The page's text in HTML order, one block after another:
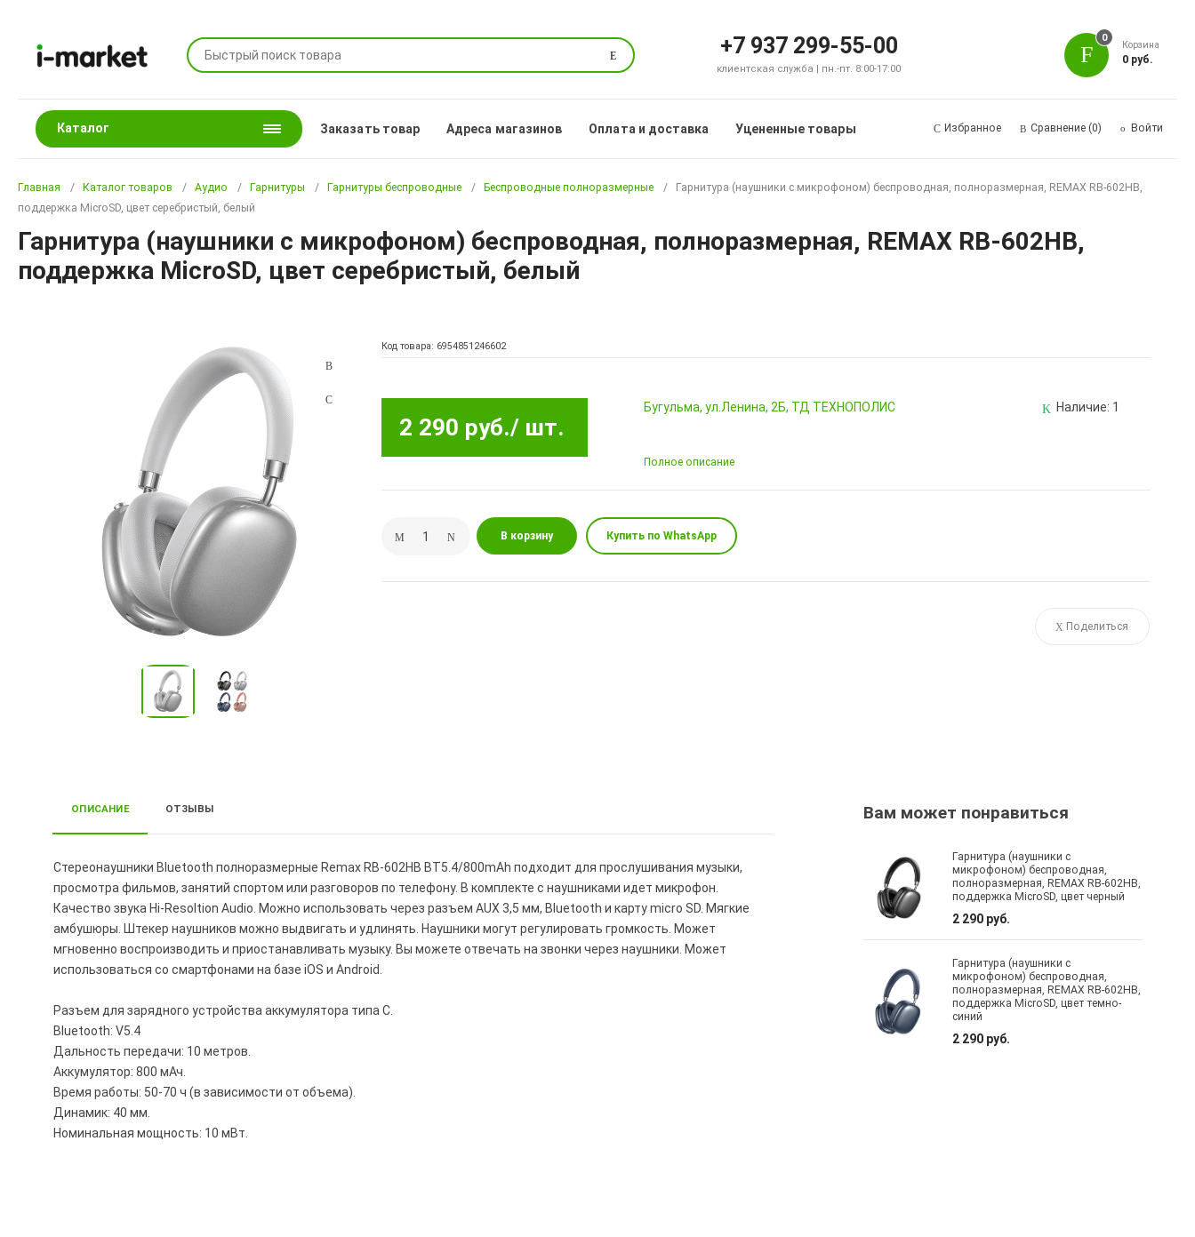
Поиск +7 937 299-55-00
клиентская служба | пн.-пт. 8:00-17:00
0
Корзина
0 руб.
Каталог Заказать товар Адреса магазинов Оплата и доставка Уцененные товары Избранное Сравнение (0) Войти
Главная Каталог товаров Аудио Гарнитуры Гарнитуры беспроводные Беспроводные полноразмерные
Гарнитура (наушники с микрофоном) беспроводная, полноразмерная, REMAX RB-602HB,
поддержка MicroSD, цвет серебристый, белый
Гарнитура (наушники с микрофоном) беспроводная, полноразмерная, REMAX RB-602HB,
поддержка MicroSD, цвет серебристый, белый
Код товара: 6954851246602
2 290 руб./ шт.
Бугульма, ул.Ленина, 2Б, ТД ТЕХНОПОЛИС Наличие: 1
Полное описание
В корзину Купить по WhatsApp
Поделиться
ОПИСАНИЕ ОТЗЫВЫ
Стереонаушники Bluetooth полноразмерные Remax RB-602HB BT5.4/800mAh подходит для прослушивания музыки,
просмотра фильмов, занятий спортом или разговоров по телефону. В комплекте с наушниками идет микрофон.
Качество звука Hi-Resoltion Audio. Можно использовать через разъем AUX 3,5 мм, Bluetooth и карту micro SD. Мягкие
амбушюры. Штекер наушников можно выдвигать и удлинять. Наушники могут регулировать громкость. Может
мгновенно воспроизводить и приостанавливать музыку. Вы можете отвечать на звонки через наушники. Может
использоваться со смартфонами на базе iOS и Android.
Разъем для зарядного устройства аккумулятора типа C.
Bluetooth: V5.4
Дальность передачи: 10 метров.
Аккумулятор: 800 мАч.
Время работы: 50-70 ч (в зависимости от объема).
Динамик: 40 мм.
Номинальная мощность: 10 мВт.
Вам может понравиться
Гарнитура (наушники с
микрофоном) беспроводная,
полноразмерная, REMAX RB-602HB,
поддержка MicroSD, цвет черный
2 290 руб.
Гарнитура (наушники с
микрофоном) беспроводная,
полноразмерная, REMAX RB-602HB,
поддержка MicroSD, цвет темно-
синий
2 290 руб.